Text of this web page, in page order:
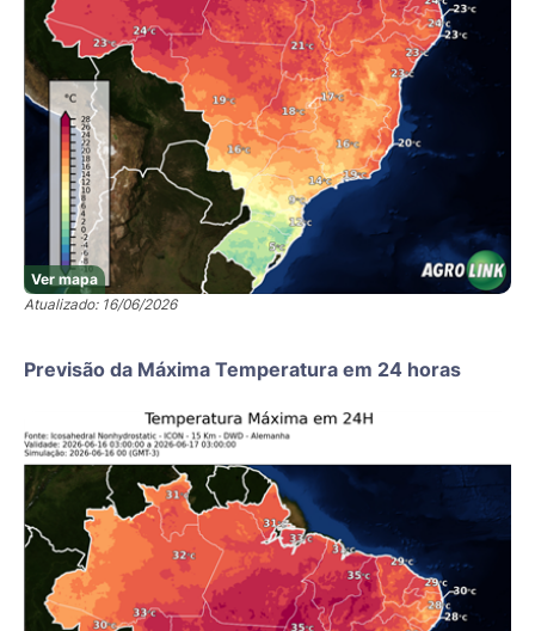
Ver mapa
Atualizado: 16/06/2026
Previsão da Máxima Temperatura em 24 horas